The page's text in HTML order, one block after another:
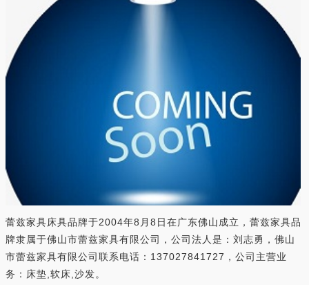
蕾兹家具床具品牌于2004年8月8日在广东佛山成立，蕾兹家具品
牌隶属于佛山市蕾兹家具有限公司，公司法人是：刘志勇，佛山
市蕾兹家具有限公司联系电话：137027841727，公司主营业
务：床垫,软床,沙发。